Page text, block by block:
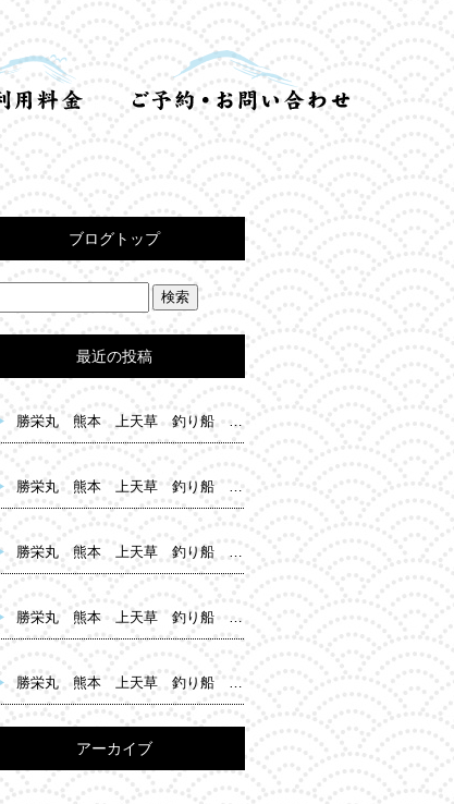
ブログトップ
最近の投稿
勝栄丸 熊本 上天草 釣り船 鯛釣り
勝栄丸 熊本 上天草 釣り船 鯛釣り
勝栄丸 熊本 上天草 釣り船 タコ釣り
勝栄丸 熊本 上天草 釣り船 鯛釣り
勝栄丸 熊本 上天草 釣り船 タコ釣り
アーカイブ